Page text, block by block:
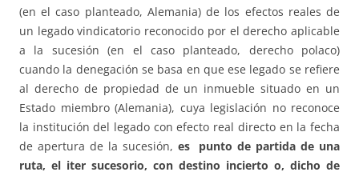
(en el caso planteado, Alemania) de los efectos reales de
un legado vindicatorio reconocido por el derecho aplicable
a la sucesión (en el caso planteado, derecho polaco)
cuando la denegación se basa en que ese legado se refiere
al derecho de propiedad de un inmueble situado en un
Estado miembro (Alemania), cuya legislación no reconoce
la institución del legado con efecto real directo en la fecha
de apertura de la sucesión, es punto de partida de una
ruta, el iter sucesorio, con destino incierto o, dicho de